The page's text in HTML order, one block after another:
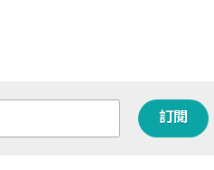
訂閱